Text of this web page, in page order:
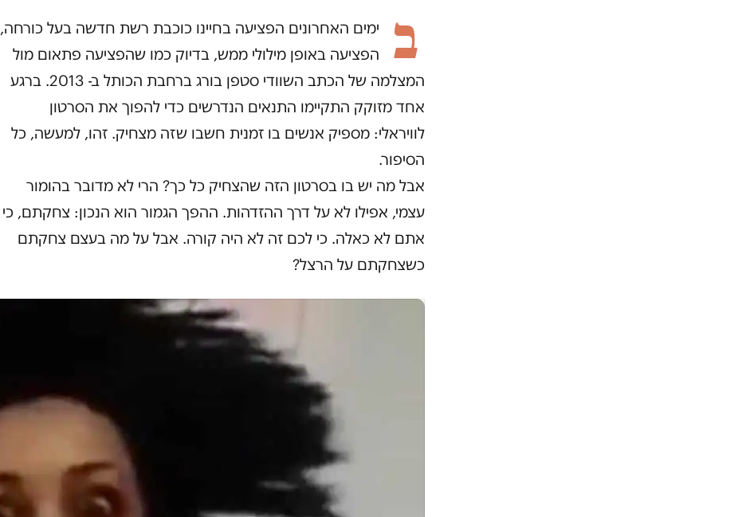
ב
ימים האחרונים הפציעה בחיינו כוכבת רשת חדשה בעל כורחה,
הפציעה באופן מילולי ממש, בדיוק כמו שהפציעה פתאום מול
המצלמה של הכתב השוודי סטפן בורג ברחבת הכותל ב- 2013. ברגע
אחד מזוקק התקיימו התנאים הנדרשים כדי להפוך את הסרטון
לוויראלי: מספיק אנשים בו זמנית חשבו שזה מצחיק. זהו, למעשה, כל
הסיפור.
אבל מה יש בו בסרטון הזה שהצחיק כל כך? הרי לא מדובר בהומור
עצמי, אפילו לא על דרך ההזדהות. ההפך הגמור הוא הנכון: צחקתם, כי
אתם לא כאלה. כי לכם זה לא היה קורה. אבל על מה בעצם צחקתם
כשצחקתם על הרצל?